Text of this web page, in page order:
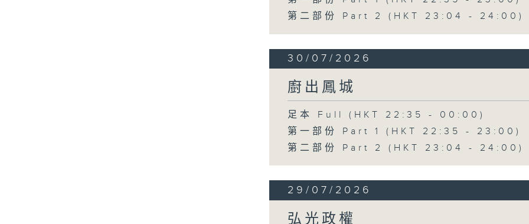
第二部份 Part 2 (HKT 23:04 - 24:00)
30/07/2026
廚出鳳城
足本 Full (HKT 22:35 - 00:00)
第一部份 Part 1 (HKT 22:35 - 23:00)
第二部份 Part 2 (HKT 23:04 - 24:00)
29/07/2026
弘光政權